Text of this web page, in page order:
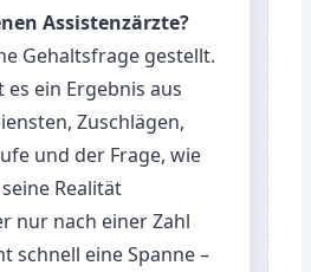
Assistenzärzte?
Gehaltsfrage gestellt.
es ein Ergebnis aus
Zuschlägen,
und der Frage, wie
Realität
nur nach einer Zahl
schnell eine Spanne –